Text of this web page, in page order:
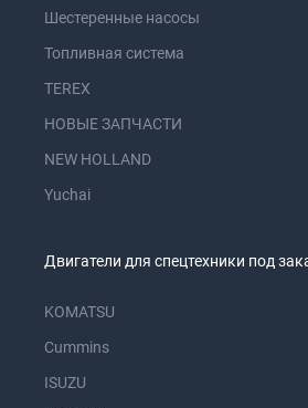
Шестеренные насосы
Топливная система
TEREX
НОВЫЕ ЗАПЧАСТИ
NEW HOLLAND
Yuchai
Двигатели для спецтехники под
KOMATSU
Cummins
ISUZU